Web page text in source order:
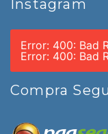
Instagram
Error: 400: Bad
Error: 400: Bad
Compra